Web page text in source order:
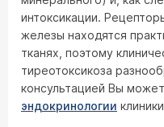
интоксикации.
железы находятся
тканях, поэтому
тиреотоксикоза
консультацией Вы
эндокринологии